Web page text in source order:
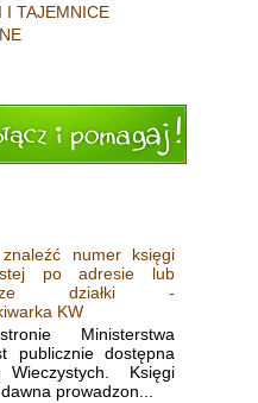
I TAJEMNICE
numer księgi
po adresie lub
działki -
KW
Ministerstwa
publicznie dostępna
Wieczystych. Księgi
prowadzon...